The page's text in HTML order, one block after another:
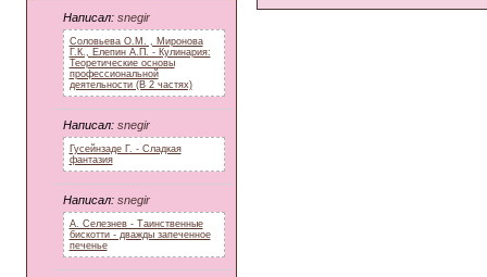
Написал: snegir
Соловьева О.М. , Миронова
Г.К., Елепин А.П. - Кулинария:
Теоретические основы
профессиональной
деятельности (В 2 частях)
Написал: snegir
Гусейнзаде Г. - Сладкая
фантазия
Написал: snegir
А. Селезнев - Таинственные
бискотти - дважды запеченное
печенье